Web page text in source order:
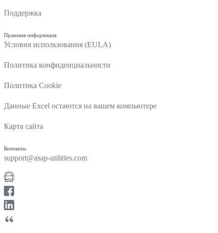
Поддержка
Правовая информация
Условия использования (EULA)
Политика конфиденциальности
Политика Cookie
Данные Excel остаются на вашем компьютере
Карта сайта
Контакты
support@asap-utilities.com